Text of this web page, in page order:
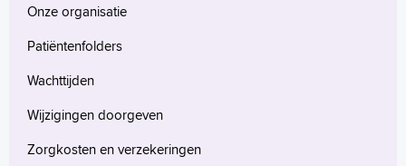
Onze organisatie
Patiëntenfolders
Wachttijden
Wijzigingen doorgeven
Zorgkosten en verzekeringen